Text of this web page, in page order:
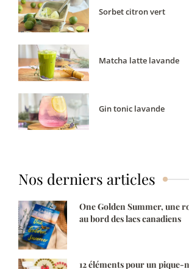
Sorbet citron vert
Matcha latte lavande
Gin tonic lavande
Nos derniers articles
One Golden Summer, une
au bord des lacs canadiens
12 éléments pour un pique-